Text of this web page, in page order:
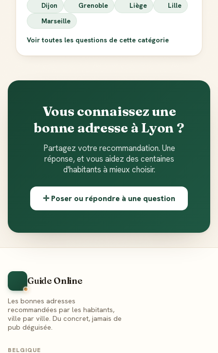
Dijon
Grenoble Liège
Lille
Marseille
Voir toutes les questions de cette catégorie
Vous connaissez une
bonne adresse à Lyon ?
Partagez votre recommandation. Une
réponse, et vous aidez des centaines
d'habitants à mieux choisir.
✛ Poser ou répondre à une question
Guide Online
Les bonnes adresses
recommandées par les habitants,
ville par ville. Du concret, jamais de
pub déguisée.
BELGIQUE